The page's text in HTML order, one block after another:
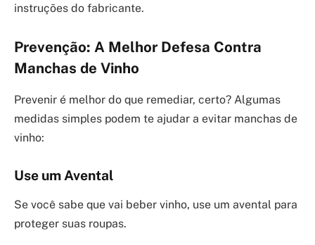
instruções do fabricante.
Prevenção: A Melhor Defesa Contra
Manchas de Vinho
Prevenir é melhor do que remediar, certo? Algumas
medidas simples podem te ajudar a evitar manchas de
vinho:
Use um Avental
Se você sabe que vai beber vinho, use um avental para
proteger suas roupas.